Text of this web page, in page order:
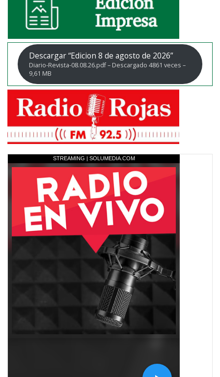
Descargar “Edicion 8 de agosto de 2026”
Diario-Revista-08.08.26.pdf – Descargado 4861 veces –
9,61 MB